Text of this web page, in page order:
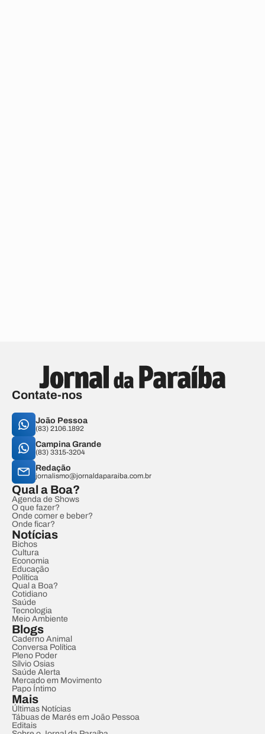
Contate-nos
João Pessoa
(83) 2106.1892
Campina Grande
(83) 3315-3204
Redação
jornalismo@jornaldaparaiba.com.br
Qual a Boa?
Agenda de Shows
O que fazer?
Onde comer e beber?
Onde ficar?
Notícias
Bichos
Cultura
Economia
Educação
Política
Qual a Boa?
Cotidiano
Saúde
Tecnologia
Meio Ambiente
Blogs
Caderno Animal
Conversa Política
Pleno Poder
Sílvio Osias
Saúde Alerta
Mercado em Movimento
Papo Íntimo
Mais
Últimas Notícias
Tábuas de Marés em João Pessoa
Editais